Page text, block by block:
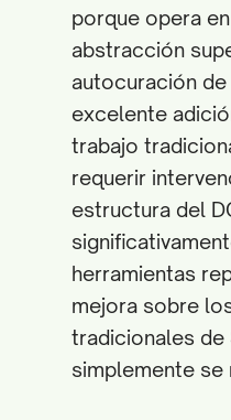
porque opera
abstracción
autocuración de
excelente
trabajo
requerir
estructura del
herramientas
mejora sobre
tradicionales de
simplemente se